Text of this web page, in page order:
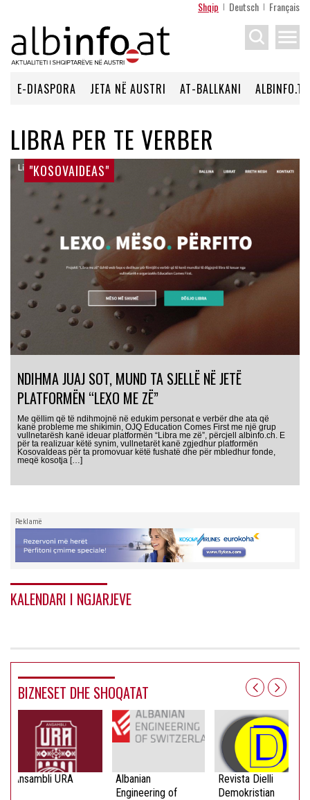
Shqip Deutsch Français
menu
E-DIASPORA JETA NË AUSTRI AT-BALLKANI ALBINFO.TV
LIBRA PER TE VERBER
"KOSOVAIDEAS"
NDIHMA JUAJ SOT, MUND TA SJELLË NË JETË
PLATFORMËN “LEXO ME ZË”
Me qëllim që të ndihmojnë në edukim personat e verbër dhe ata që
kanë probleme me shikimin, OJQ Education Comes First me një grup
vullnetarësh kanë ideuar platformën “Libra me zë”, përcjell albinfo.ch. E
për ta realizuar këtë synim, vullnetarët kanë zgjedhur platformën
KosovaIdeas për ta promovuar këtë fushatë dhe për mbledhur fonde,
meqë kosotja […]
Reklamë
KALENDARI I NGJARJEVE
BIZNESET DHE SHOQATAT
Ansambli URA
Albanian
Engineering of
Revista Dielli
Demokristian